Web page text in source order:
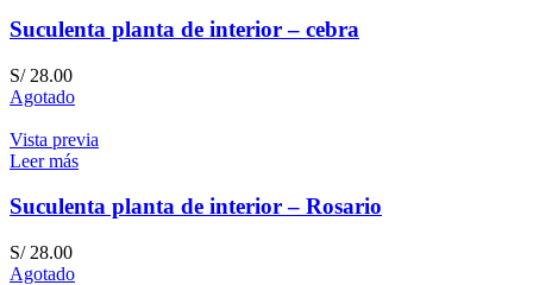
Suculenta planta de interior – cebra
S/28.00
Agotado
Vista previa
Leer más
Suculenta planta de interior – Rosario
S/28.00
Agotado